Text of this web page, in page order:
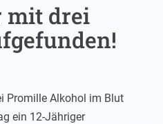
mit drei
Promille Alkohol im Blut
ein 12-Jähriger